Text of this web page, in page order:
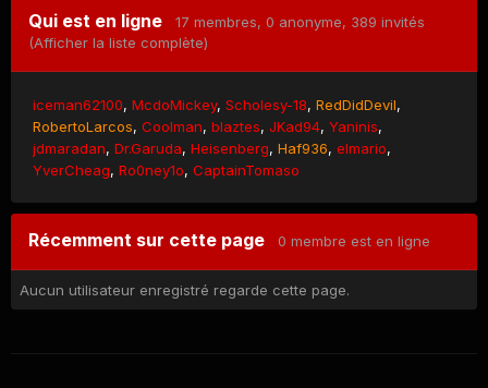
Qui est en ligne 17 membres, 0 anonyme, 389 invités
(Afficher la liste complète)
iceman62100 McdoMickey Scholesy-18 RedDidDevil
RobertoLarcos Coolman blaztes JKad94 Yaninis
jdmaradan Dr.Garuda Heisenberg Haf936 elmario
YverCheag Ro0ney1o CaptainTomaso
Récemment sur cette page 0 membre est en ligne
Aucun utilisateur enregistré regarde cette page.